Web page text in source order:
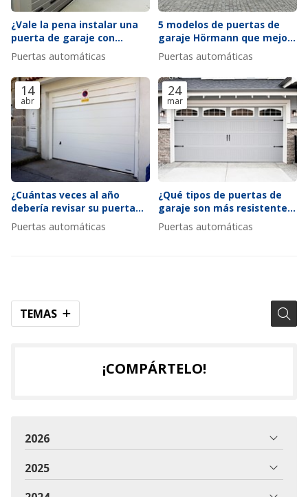
TEMAS
¿Vale la pena instalar una
puerta de garaje con
ventana?
Puertas automáticas
5 modelos de puertas de
garaje Hörmann que mejor
se adaptan a fachadas
modernas
Puertas automáticas
14
abr
¿Cuántas veces al año
debería revisar su puerta
automática según el uso?
Puertas automáticas
24
mar
¿Qué tipos de puertas de
garaje son más resistentes
al viento y por qué?
Puertas automáticas
¡COMPÁRTELO!
2026
2025